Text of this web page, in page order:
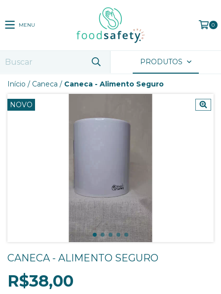
MENU 0
PRODUTOS
Início / Caneca / Caneca - Alimento Seguro
NOVO
CANECA - ALIMENTO SEGURO
R$38,00